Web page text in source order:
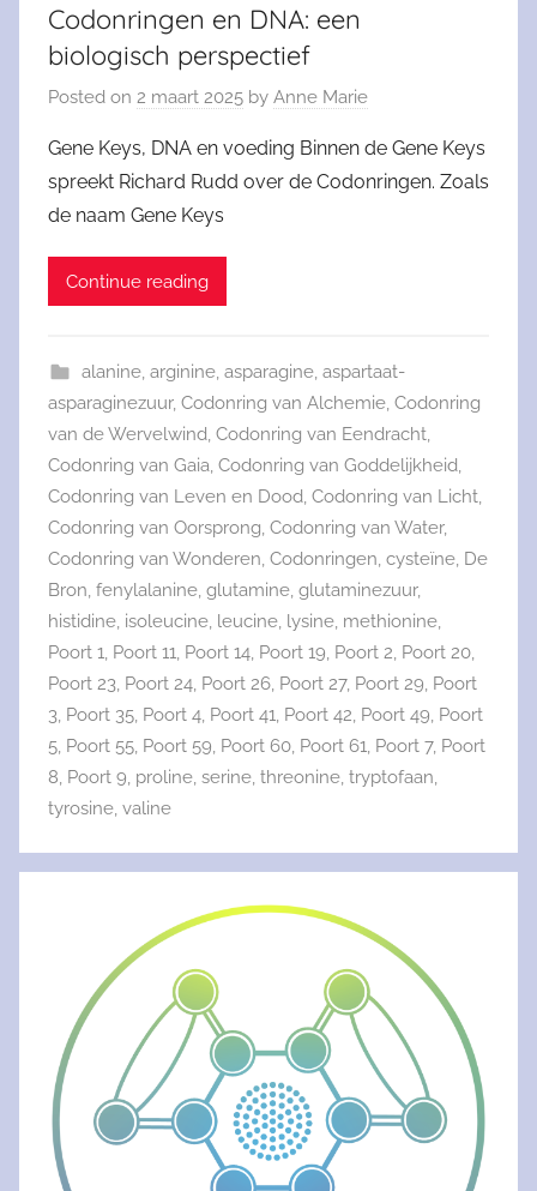
Codonringen en DNA: een
biologisch perspectief
Posted on 2 maart 2025 by Anne Marie
Gene Keys, DNA en voeding Binnen de Gene Keys
spreekt Richard Rudd over de Codonringen. Zoals
de naam Gene Keys
Continue reading
alanine, arginine, asparagine, aspartaat-
asparaginezuur, Codonring van Alchemie, Codonring
van de Wervelwind, Codonring van Eendracht,
Codonring van Gaia, Codonring van Goddelijkheid,
Codonring van Leven en Dood, Codonring van Licht,
Codonring van Oorsprong, Codonring van Water,
Codonring van Wonderen, Codonringen, cysteïne, De
Bron, fenylalanine, glutamine, glutaminezuur,
histidine, isoleucine, leucine, lysine, methionine,
Poort 1, Poort 11, Poort 14, Poort 19, Poort 2, Poort 20,
Poort 23, Poort 24, Poort 26, Poort 27, Poort 29, Poort
3, Poort 35, Poort 4, Poort 41, Poort 42, Poort 49, Poort
5, Poort 55, Poort 59, Poort 60, Poort 61, Poort 7, Poort
8, Poort 9, proline, serine, threonine, tryptofaan,
tyrosine, valine